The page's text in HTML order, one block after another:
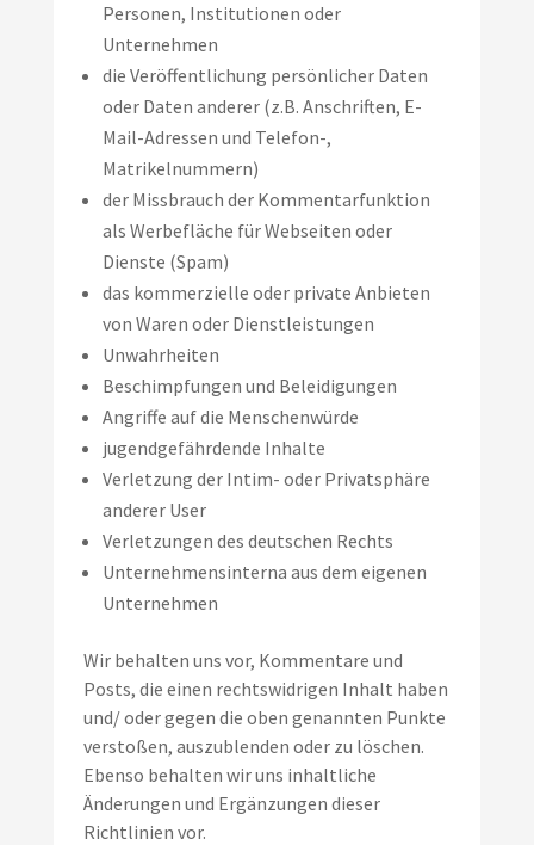
Personen, Institutionen oder
Unternehmen
die Veröffentlichung persönlicher Daten
oder Daten anderer (z.B. Anschriften, E-
Mail-Adressen und Telefon-,
Matrikelnummern)
der Missbrauch der Kommentarfunktion
als Werbefläche für Webseiten oder
Dienste (Spam)
das kommerzielle oder private Anbieten
von Waren oder Dienstleistungen
Unwahrheiten
Beschimpfungen und Beleidigungen
Angriffe auf die Menschenwürde
jugendgefährdende Inhalte
Verletzung der Intim- oder Privatsphäre
anderer User
Verletzungen des deutschen Rechts
Unternehmensinterna aus dem eigenen
Unternehmen
Wir behalten uns vor, Kommentare und
Posts, die einen rechtswidrigen Inhalt haben
und/ oder gegen die oben genannten Punkte
verstoßen, auszublenden oder zu löschen.
Ebenso behalten wir uns inhaltliche
Änderungen und Ergänzungen dieser
Richtlinien vor.